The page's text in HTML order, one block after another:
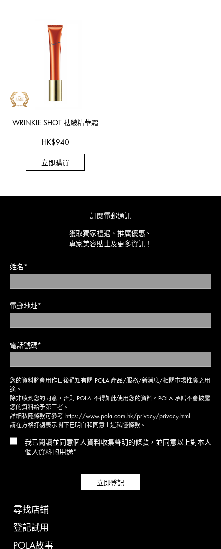
WRINKLE SHOT 袪皺精華霜
HK$940
立即購買
訂閱電郵通訊
獲取獨家禮遇、推廣優惠、
專家美容貼士及更多資訊！
姓名*
電郵地址*
電話號碼*
您的資料將會用作日後通知有關 POLA 產品/服務/新消息/相關市場推廣之用
途。
除非收到您的同意，否則 POLA 不得如此使用您的資料。POLA 承諾不會披露
您的資料給予第三者。
詳細私隱條款可參考 https://www.pola.com.hk/privacy/privacy.html
請在方格打剔表示閣下已明白和同意上述私隱條款。
我已閱讀並同意個人資料收集聲明的條款，並同意以上對本人
個人資料的用途*
立即登記
尋找店鋪
登記試用
POLA故事